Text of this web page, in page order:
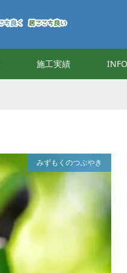
施工実績
みずもくのつぶやき